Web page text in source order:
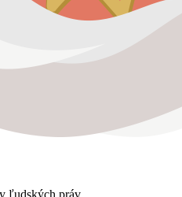
ľudských práv